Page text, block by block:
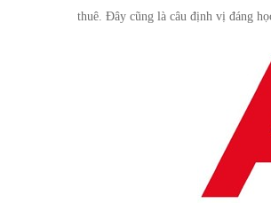
thuê. Đây cũng là câu định vị đáng